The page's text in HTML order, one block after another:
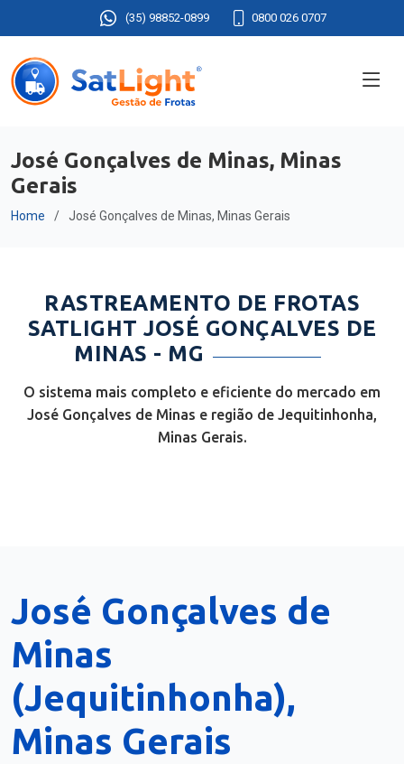
(35) 98852-0899 0800 026 0707
José Gonçalves de Minas, Minas
Gerais
Home José Gonçalves de Minas, Minas Gerais
RASTREAMENTO DE FROTAS
SATLIGHT JOSÉ GONÇALVES DE
MINAS - MG
O sistema mais completo e eficiente do mercado em
José Gonçalves de Minas e região de Jequitinhonha,
Minas Gerais.
José Gonçalves de
Minas
(Jequitinhonha),
Minas Gerais